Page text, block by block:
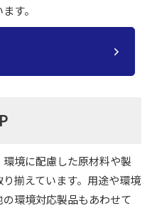
す。
境に配慮した原材料や製
揃えています。用途や環境
環境対応製品もあわせて